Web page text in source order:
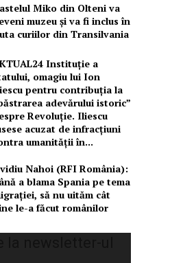
Miko din Olteni va
muzeu şi va fi inclus în
curiilor din Transilvania
Instituție a
omagiu lui Ion
pentru contribuția la
adevărului istoric”
Revoluție. Iliescu
acuzat de infracțiuni
umanității în...
Nahoi (RFI România):
a blama Spania pe tema
să nu uităm cât
le-a făcut românilor